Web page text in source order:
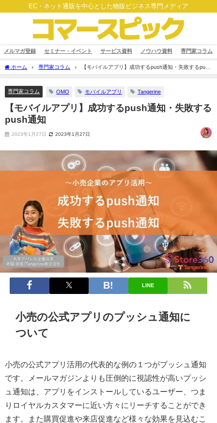
EC・ネット通販を中心とした物販ビジネス専門メディア
メルマガ登録 セミナー・イベント サービス資料 ノウハウ資料 専門家コラム
ホーム 専門家コラム
【モバイルアプリ】成功するpush通知・失敗するpush
専門家コラム OMO モバイルアプリ Tangerine
【モバイルアプリ】成功するpush通知・失敗する
push通知
2023年1月27日 2023年1月27日
LINE
小売の公式アプリのプッシュ通知に
ついて
小売の公式アプリ活用の代表的な例の１つがプッシュ通知
です。メールマガジンよりも圧倒的に視認性が高いプッシ
ュ通知は、アプリをインストールしているユーザー、つま
りロイヤルカスタマーに近い方々にリーチすることができ
ます。また購買促進や来店促進など様々な効果を見込むこ